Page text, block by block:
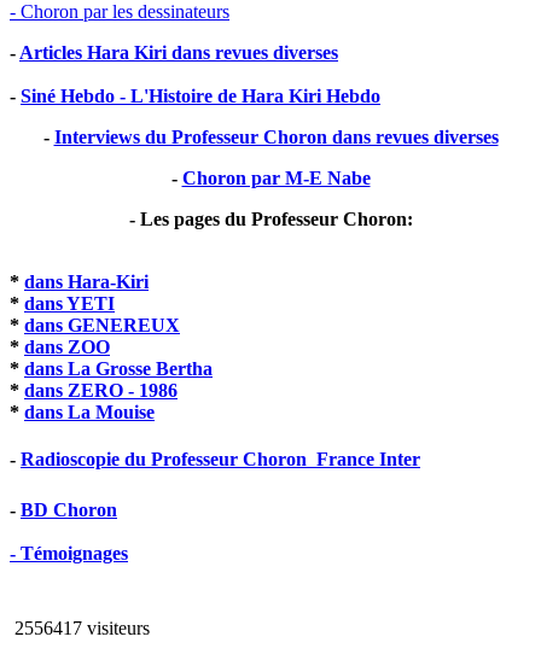
- Choron par les dessinateurs
- Articles Hara Kiri dans revues diverses
- Siné Hebdo - L'Histoire de Hara Kiri Hebdo
- Interviews du Professeur Choron dans revues diverses
- Choron par M-E Nabe
- Les pages du Professeur Choron:
* dans Hara-Kiri
* dans YETI
* dans GENEREUX
* dans ZOO
* dans La Grosse Bertha
* dans ZERO - 1986
* dans La Mouise
- Radioscopie du Professeur Choron  France Inter
- BD Choron
- Témoignages
2556417 visiteurs